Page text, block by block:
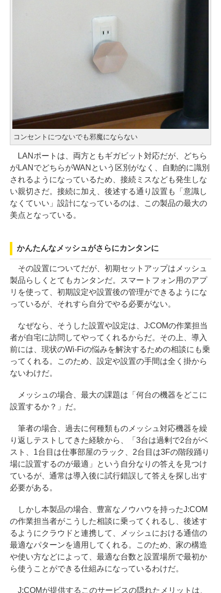
コンセントにつないでも邪魔にならない
LANポートは、両方ともギガビット対応だが、どちら
がLANでどちらがWANという区別がなく、自動的に識別
されるようになっているため、接続ミスなども発生しな
い親切さだ。接続に加え、後述する通り設置も「意識し
なくていい」設計になっているのは、この製品の最大の
美点となっている。
かんたんなメッシュがさらにカンタンに
その設置についてだが、初期セットアップはメッシュ
製品らしくとてもカンタンだ。スマートフォン用のアプ
リを使って、初期設定や設置後の管理ができるようにな
っているが、それすら自分でやる必要がない。
なぜなら、そうした設置や設定は、J:COMの作業担当
者が自宅に訪問してやってくれるからだ。その上、導入
前には、現状のWi-Fiの悩みを解決するための相談にも乗
ってくれる。このため、設定や設置の手間は全く掛から
ないわけだ。
メッシュの場合、最大の課題は「何台の機器をどこに
設置するか？」だ。
筆者の場合、過去に何種類ものメッシュ対応機器を繰
り返しテストしてきた経験から、「3台は過剰で2台がベ
スト、1台目は仕事部屋のラック、2台目は3Fの階段踊り
場に設置するのが最適」という自分なりの答えを見つけ
ているが、通常は導入後に試行錯誤して答えを探し出す
必要がある。
しかし本製品の場合、豊富なノウハウを持ったJ:COM
の作業担当者がこうした相談に乗ってくれるし、後述す
るようにクラウドと連携して、メッシュにおける通信の
最適なパターンを適用してくれる。このため、家の構造
や使い方などによって、最適な台数と設置場所で最初か
ら使うことができる仕組みになっているわけだ。
J:COMが提供するこのサービスの隠れたメリットは、